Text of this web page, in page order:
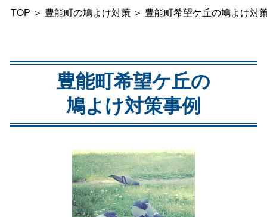
TOP ＞ 豊能町の鳩よけ対策＞ 豊能町希望ケ丘の鳩よけ対
豊能町希望ケ丘の
鳩よけ対策事例